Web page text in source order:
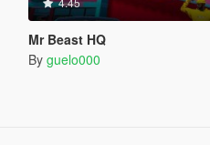
Mr Beast HQ
By guelo000